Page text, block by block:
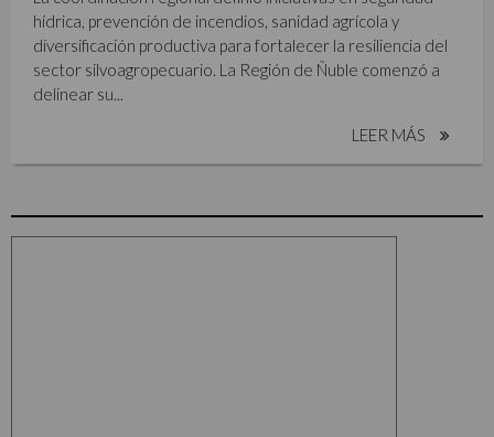
hídrica, prevención de incendios, sanidad agrícola y
diversificación productiva para fortalecer la resiliencia del
sector silvoagropecuario. La Región de Ñuble comenzó a
delinear su...
LEER MÁS